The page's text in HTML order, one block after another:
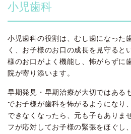
小児歯科
小児歯科の役割は、むし歯になった
く、お子様のお口の成長を見守ると
様のお口がよく機能し、怖がらずに
院が寄り添います。
早期発見・早期治療が大切ではある
でお子様が歯科を怖がるようになり
できなくなったら、元も子もありま
フが応対してお子様の緊張をほぐし